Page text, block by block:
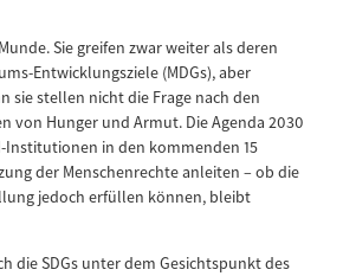
Sie greifen zwar weiter als deren
Entwicklungsziele (MDGs), aber
sie stellen nicht die Frage nach den
von Hunger und Armut. Die Agenda 2030
Institutionen in den kommenden 15
der Menschenrechte anleiten – ob die
jedoch erfüllen können, bleibt
die SDGs unter dem Gesichtspunkt des